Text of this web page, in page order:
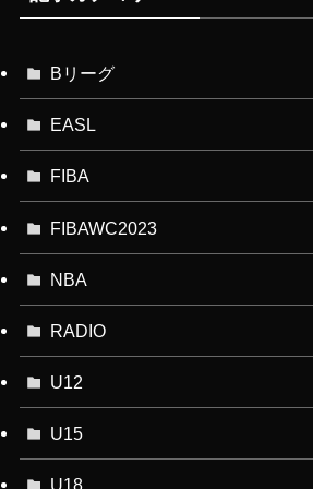
Bリーグ
EASL
FIBA
FIBAWC2023
NBA
RADIO
U12
U15